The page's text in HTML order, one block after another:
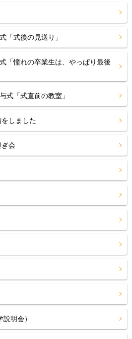
「式後の見送り」
「憧れの卒業生は、やっぱり最後
「式直前の教室」
しました
ぎ会
明会）